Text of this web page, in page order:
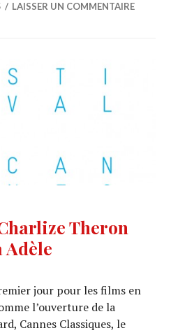
LAISSER UN COMMENTAIRE
Theron
Adèle
jour pour les films en
l’ouverture de la
Cannes Classiques, le